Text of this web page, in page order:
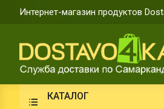
Интернет-магазин продуктов
КАТАЛОГ